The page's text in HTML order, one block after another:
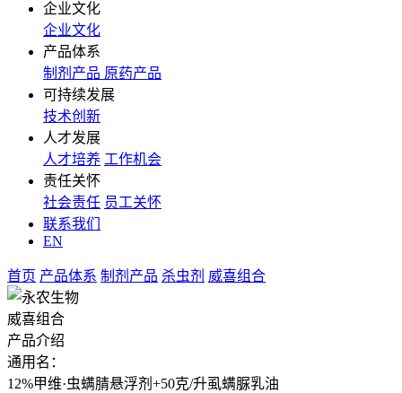
企业文化
企业文化
产品体系
制剂产品 原药产品
可持续发展
技术创新
人才发展
人才培养 工作机会
责任关怀
社会责任 员工关怀
联系我们
EN
首页 产品体系 制剂产品 杀虫剂 威喜组合
威喜组合
产品介绍
通用名：
12%甲维·虫螨腈悬浮剂+50克/升虱螨脲乳油